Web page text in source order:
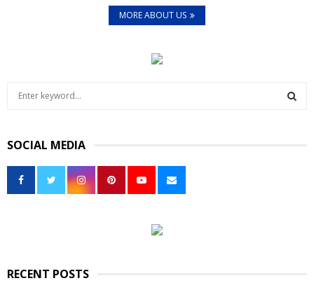
MORE ABOUT US
c
h
o
SOCIAL MEDIA
RECENT POSTS